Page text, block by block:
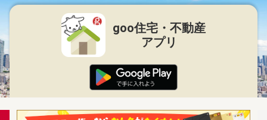
goo住宅・不動産
アプリ